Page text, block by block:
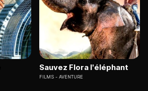
Sauvez Flora l'éléphant
FILMS AVENTURE